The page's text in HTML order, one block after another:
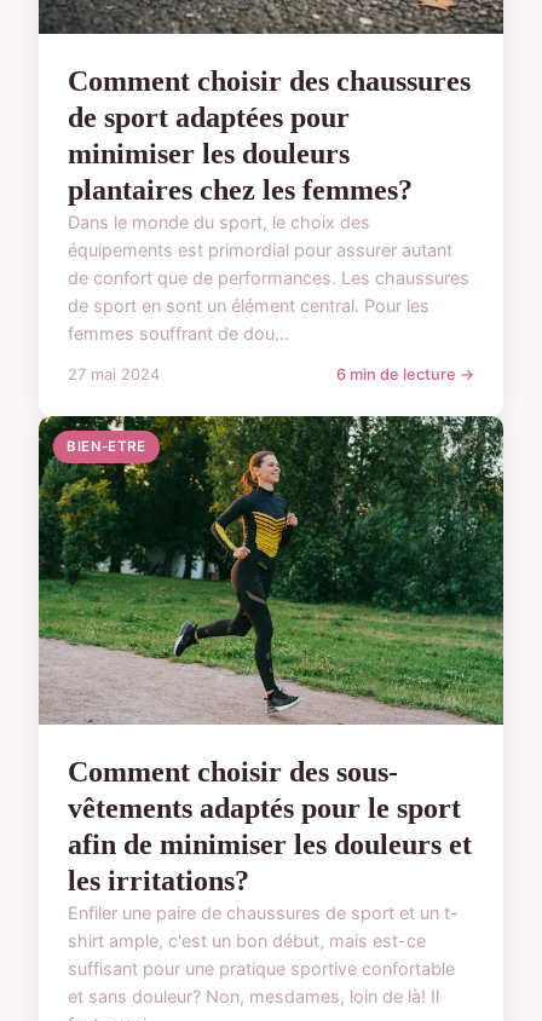
Comment choisir des chaussures
de sport adaptées pour
minimiser les douleurs
plantaires chez les femmes?
Dans le monde du sport, le choix des
équipements est primordial pour assurer autant
de confort que de performances. Les chaussures
de sport en sont un élément central. Pour les
femmes souffrant de dou...
27 mai 2024 6 min de lecture →
BIEN-ETRE
Comment choisir des sous-
vêtements adaptés pour le sport
afin de minimiser les douleurs et
les irritations?
Enfiler une paire de chaussures de sport et un t-
shirt ample, c'est un bon début, mais est-ce
suffisant pour une pratique sportive confortable
et sans douleur? Non, mesdames, loin de là! Il